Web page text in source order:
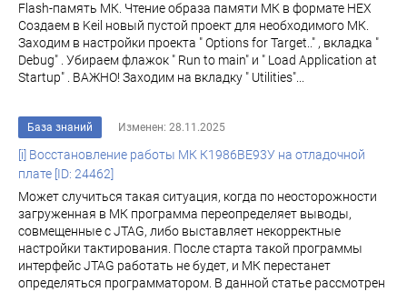
Flash-память МК. Чтение образа памяти МК в формате HEX
Создаем в Keil новый пустой проект для необходимого МК.
Заходим в настройки проекта " Options for Target.." , вкладка "
Debug" . Убираем флажок " Run to main" и " Load Application at
Startup" . ВАЖНО! Заходим на вкладку " Utilities"...
База знаний Изменен: 28.11.2025
[i] Восстановление работы МК К1986ВЕ93У на отладочной
плате [ID: 24462]
Может случиться такая ситуация, когда по неосторожности
загруженная в МК программа переопределяет выводы,
совмещенные с JTAG, либо выставляет некорректные
настройки тактирования. После старта такой программы
интерфейс JTAG работать не будет, и МК перестанет
определяться программатором. В данной статье рассмотрен